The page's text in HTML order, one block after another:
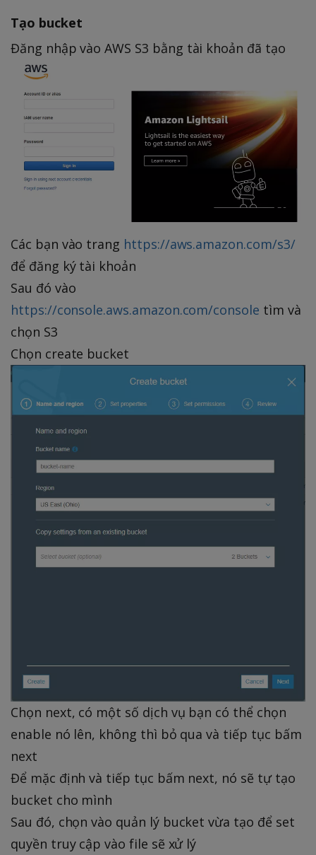
Tạo bucket
Đăng nhập vào AWS S3 bằng tài khoản đã tạo
Các bạn vào trang https://aws.amazon.com/s3/
để đăng ký tài khoản
Sau đó vào
https://console.aws.amazon.com/console tìm và
chọn S3
Chọn create bucket
Chọn next, có một số dịch vụ bạn có thể chọn
enable nó lên, không thì bỏ qua và tiếp tục bấm
next
Để mặc định và tiếp tục bấm next, nó sẽ tự tạo
bucket cho mình
Sau đó, chọn vào quản lý bucket vừa tạo để set
quyền truy cập vào file sẽ xử lý